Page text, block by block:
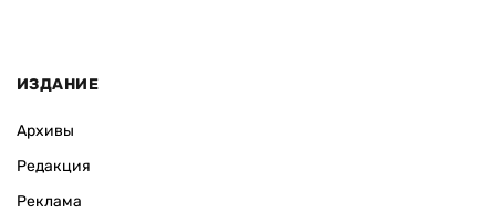
ИЗДАНИЕ
Архивы
Редакция
Реклама